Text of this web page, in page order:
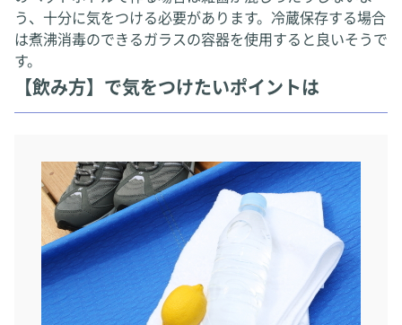
う、十分に気をつける必要があります。冷蔵保存する場合
は煮沸消毒のできるガラスの容器を使用すると良いそうで
す。
【飲み方】で気をつけたいポイントは